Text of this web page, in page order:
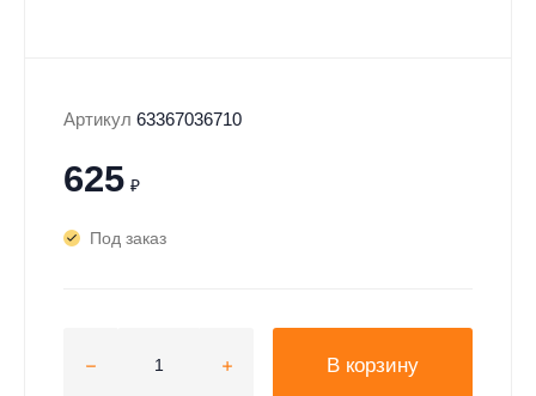
Артикул 63367036710
625 ₽
Под заказ
В корзину